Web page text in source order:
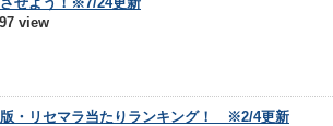
view
・リセマラ当たりランキング！ ※2/4更新